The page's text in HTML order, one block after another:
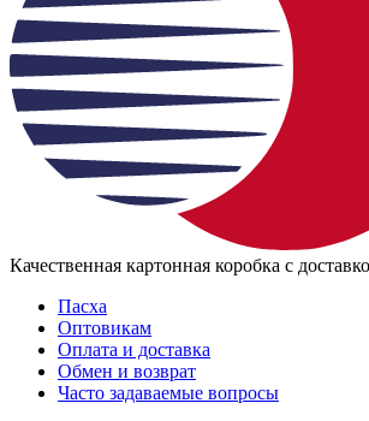
Качественная картонная коробка с
Пасха
Оптовикам
Оплата и доставка
Обмен и возврат
Часто задаваемые вопросы